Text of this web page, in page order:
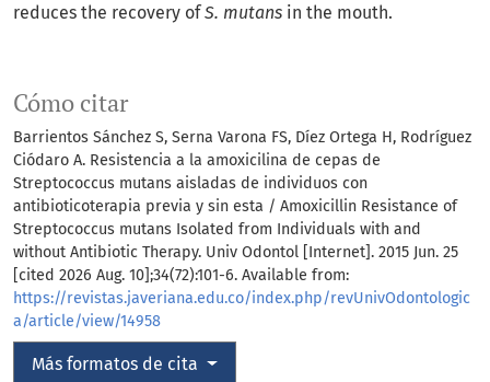
Cómo citar
Barrientos Sánchez S, Serna Varona FS, Díez Ortega H, Rodríguez
Ciódaro A. Resistencia a la amoxicilina de cepas de
Streptococcus mutans aisladas de individuos con
antibioticoterapia previa y sin esta / Amoxicillin Resistance of
Streptococcus mutans Isolated from Individuals with and
without Antibiotic Therapy. Univ Odontol [Internet]. 2015 Jun. 25
[cited 2026 Aug. 10];34(72):101-6. Available from:
https://revistas.javeriana.edu.co/index.php/revUnivOdontologic
a/article/view/14958
Más formatos de cita
reduces the recovery ofS. mutans in the mouth.